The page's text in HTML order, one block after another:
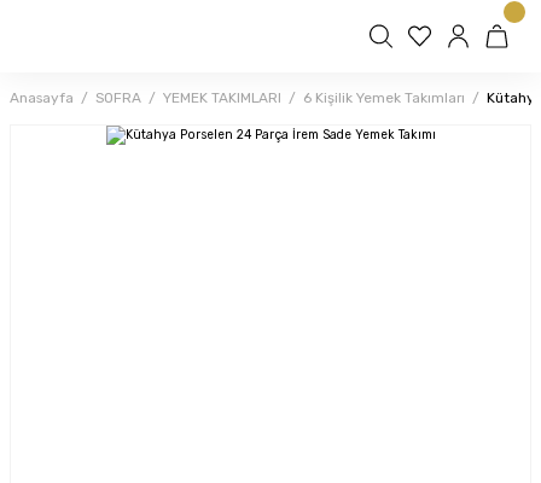
Anasayfa SOFRA YEMEK TAKIMLARI 6 Kişilik Yemek Takımları